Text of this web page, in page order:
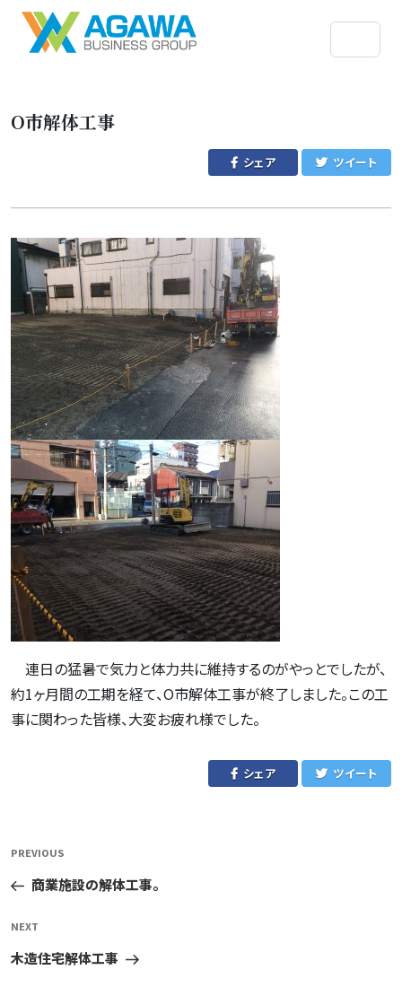
O市解体工事
シェア ツイート
連日の猛暑で気力と体力共に維持するのがやっとでしたが、
約1ヶ月間の工期を経て、O市解体工事が終了しました。この工
事に関わった皆様、大変お疲れ様でした。
シェア ツイート
投
ナ
ビ
ゲ
Previous
Post
PREVIOUS
商業施設の解体工事。
Next
Post
NEXT
木造住宅解体工事